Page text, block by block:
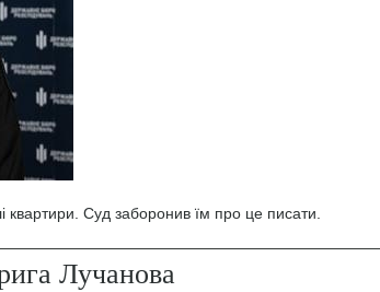
квартири. Суд заборонив їм про це писати.
Лучанова